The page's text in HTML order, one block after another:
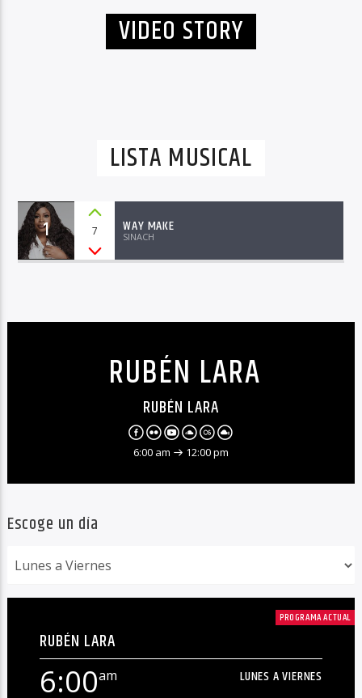
VIDEO STORY
LISTA MUSICAL
1 7 WAY MAKE
SINACH
RUBÉN LARA
RUBÉN LARA
6:00 am 12:00 pm
Escoge un día
RUBÉN LARA
6:00am LUNES A VIERNES
PROGRAMA ACTUAL